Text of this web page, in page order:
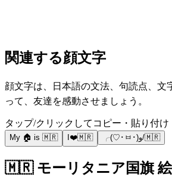
関連する顔文字
顔文字は、日本語の文法、句読点、
って、友達を感動させましょう。
タップ/クリックしてコピー・貼り付け
My 🏠 is 🇲🇷 I❤️🇲🇷 ╭(♡･ㅂ･)و/🇲🇷
🇲🇷 モーリタニア国旗